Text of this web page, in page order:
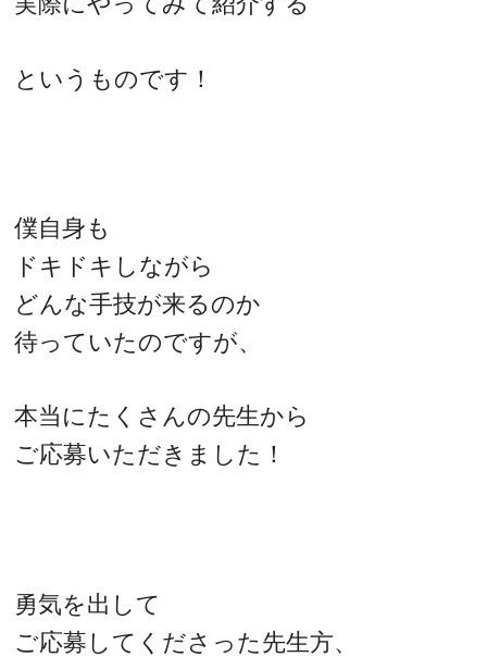
というものです！
僕自身も
ドキドキしながら
どんな手技が来るのか
待っていたのですが、
本当にたくさんの先生から
ご応募いただきました！
勇気を出して
ご応募してくださった先生方、